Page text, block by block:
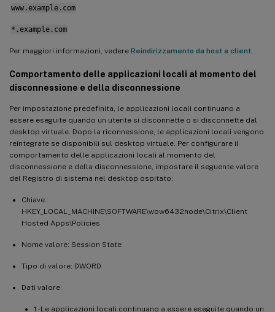
www.example.com
*.example.com
Per maggiori informazioni, vedere Reindirizzamento da host a client
Comportamento delle applicazioni locali al momento del
disconnessione e della disconnessione
Per impostazione predefinita, le applicazioni locali continuano a
essere eseguite quando un utente si disconnette o si disconnette dal
desktop virtuale. Dopo la riconnessione, le applicazioni locali vengono
reintegrate se disponibili sul desktop virtuale. Per configurare il
comportamento delle applicazioni locali al momento del
disconnessione e della disconnessione, impostare il seguente valore
del Registro di sistema nel desktop ospitato:
Chiave:
HKEY_LOCAL_MACHINE\SOFTWARE\wow6432node\Citrix\Client
Hosted Apps\Policies
Nome valore: Session State
Tipo di valore: DWORD
Dati valore:
1 - Le applicazioni locali continuano a essere eseguite quando un